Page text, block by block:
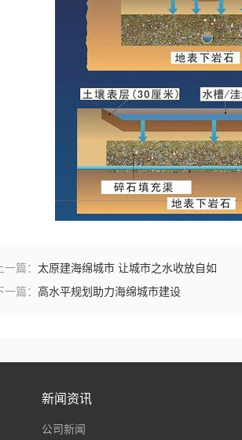
一篇： 太原建海绵城市 让城市之水收放自如
一篇： 高水平规划助力海绵城市建设
新闻资讯
公司新闻